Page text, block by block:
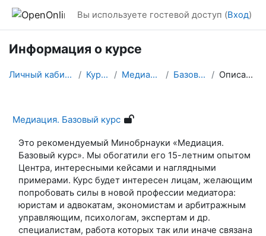
Перейти к основному содержанию
Вы используете гостевой доступ (Вход)
Информация о курсе
Личный кабинет Курсы Медиация Базовый Описание
Медиация. Базовый курс
Это рекомендуемый Минобрнауки «Медиация.
Базовый курс». Мы обогатили его 15-летним опытом
Центра, интересными кейсами и наглядными
примерами. Курс будет интересен лицам, желающим
попробовать силы в новой профессии медиатора:
юристам и адвокатам, экономистам и арбитражным
управляющим, психологам, экспертам и др.
специалистам, работа которых так или иначе связана